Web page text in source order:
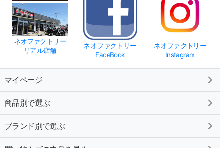
ネオファクトリー
リアル店舗
ネオファクトリー
FaceBook
ネオファクトリー
Instagram
マイページ
商品別で選ぶ
ブランド別で選ぶ